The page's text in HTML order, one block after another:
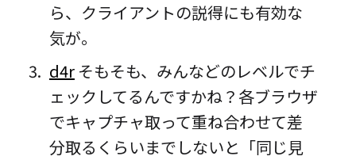
ら、クライアントの説得にも有効な
気が。
d4r そもそも、みんなどのレベルでチ
ェックしてるんですかね？各ブラウザ
でキャプチャ取って重ね合わせて差
分取るくらいまでしないと「同じ見